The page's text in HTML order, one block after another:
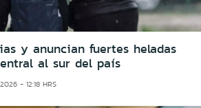
y anuncian fuertes heladas
al sur del país
- 12:18 HRS